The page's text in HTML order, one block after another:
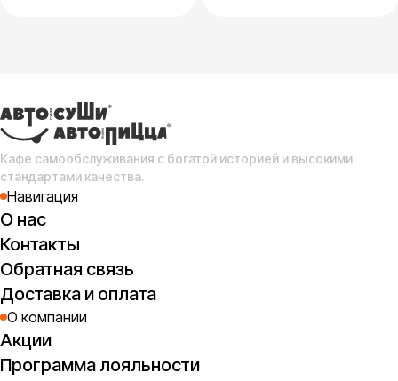
Кафе самообслуживания с богатой историей и высокими
стандартами качества.
Навигация
О нас
Контакты
Обратная связь
Доставка и оплата
О компании
Акции
Программа лояльности